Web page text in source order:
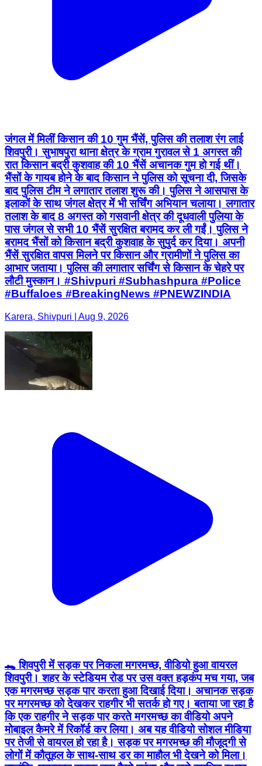
जंगल में मिलीं किसान की 10 गुम भैंसें, पुलिस की तलाश रंग लाई
शिवपुरी। सुभाषपुरा थाना क्षेत्र के ग्राम गुरावल से 1 अगस्त की
रात किसान बद्री कुशवाह की 10 भैंसें अचानक गुम हो गई थीं।
भैंसों के गायब होने के बाद किसान ने पुलिस को सूचना दी, जिसके
बाद पुलिस टीम ने लगातार तलाश शुरू की। पुलिस ने आसपास के
इलाकों के साथ जंगल क्षेत्र में भी सर्चिंग अभियान चलाया। लगातार
तलाश के बाद 8 अगस्त को गसवानी क्षेत्र की दूधवाली पुलिया के
पास जंगल से सभी 10 भैंसें सुरक्षित बरामद कर ली गईं। पुलिस ने
बरामद भैंसों को किसान बद्री कुशवाह के सुपुर्द कर दिया। अपनी
भैंसें सुरक्षित वापस मिलने पर किसान और ग्रामीणों ने पुलिस का
आभार जताया। पुलिस की लगातार सर्चिंग से किसान के चेहरे पर
लौटी मुस्कान। #Shivpuri #Subhashpura #Police
#Buffaloes #BreakingNews #PNEWZINDIA
Karera, Shivpuri | Aug 9, 2026
🐊 शिवपुरी में सड़क पर निकला मगरमच्छ, वीडियो हुआ वायरल
शिवपुरी। शहर के स्टेडियम रोड पर उस वक्त हड़कंप मच गया, जब
एक मगरमच्छ सड़क पार करता हुआ दिखाई दिया। अचानक सड़क
पर मगरमच्छ को देखकर राहगीर भी सतर्क हो गए। बताया जा रहा है
कि एक राहगीर ने सड़क पार करते मगरमच्छ का वीडियो अपने
मोबाइल कैमरे में रिकॉर्ड कर लिया। अब यह वीडियो सोशल मीडिया
पर तेजी से वायरल हो रहा है। सड़क पर मगरमच्छ की मौजूदगी से
लोगों में कौतूहल के साथ-साथ डर का माहौल भी देखने को मिला।